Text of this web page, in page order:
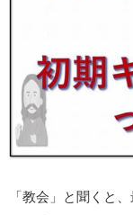
「教会」と聞くと